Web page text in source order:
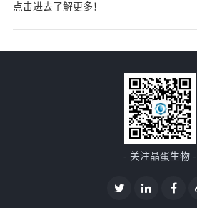
Chinese herb inhibitor shikonin.bioRxiv,
点击进去了解更多！
- 关注晶蛋生物 -